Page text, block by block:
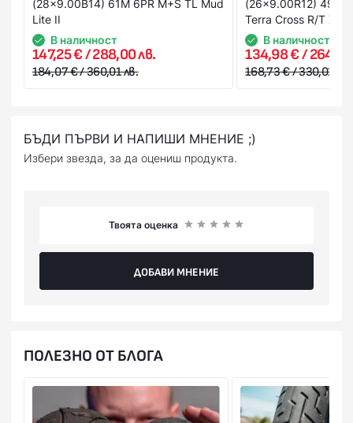
(28x9.00B14) 61M 6PR M+S TL Mud
Lite II
В наличност
147,25 € / 288,00 лв.
184,07 € / 360,01 лв.
(26x9.00R12) 49N
Terra Cross R/T X/D
В наличност
134,98 € /
168,73 € / 330,01 лв.
БЪДИ ПЪРВИ И НАПИШИ МНЕНИЕ ;)
Избери звезда, за да оцениш продукта.
Твоята оценка
ДОБАВИ МНЕНИЕ
ПОЛЕЗНО ОТ БЛОГА